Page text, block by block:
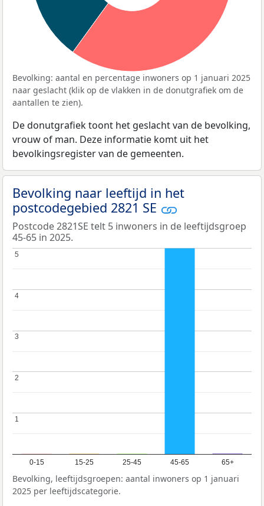
Bevolking: aantal en percentage inwoners op 1 januari 2025
naar geslacht (klik op de vlakken in de donutgrafiek om de
aantallen te zien).
De donutgrafiek toont het geslacht van de bevolking,
vrouw of man. Deze informatie komt uit het
bevolkingsregister van de gemeenten.
Bevolking naar leeftijd in het
postcodegebied 2821 SE
Postcode 2821SE telt 5 inwoners in de leeftijdsgroep
45-65 in 2025.
0-15 15-25 25-45 45-65 65+
11
2
2
3
3
4
4
5
5
Bevolking, leeftijdsgroepen: aantal inwoners op 1 januari
2025 per leeftijdscategorie.